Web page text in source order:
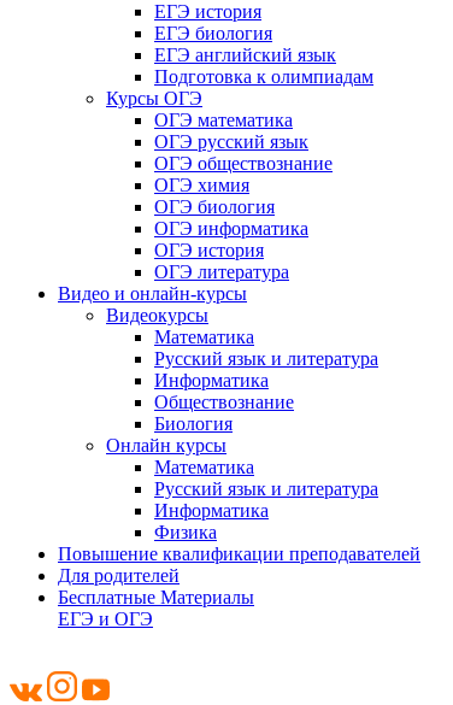
ЕГЭ история
ЕГЭ биология
ЕГЭ английский язык
Подготовка к олимпиадам
Курсы ОГЭ
ОГЭ математика
ОГЭ русский язык
ОГЭ обществознание
ОГЭ химия
ОГЭ биология
ОГЭ информатика
ОГЭ история
ОГЭ литература
Видео и онлайн-курсы
Видеокурсы
Математика
Русский язык и литература
Информатика
Обществознание
Биология
Онлайн курсы
Математика
Русский язык и литература
Информатика
Физика
Повышение квалификации преподавателей
Для родителей
Бесплатные Материалы
ЕГЭ и ОГЭ